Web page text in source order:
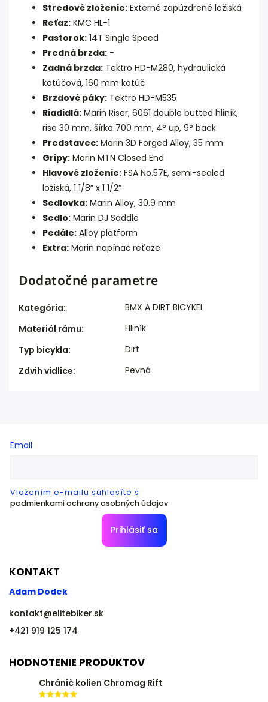
Stredové zloženie: Externé zapúzdrené ložiská
Reťaz: KMC HL-1
Pastorok: 14T Single Speed
Predná brzda: -
Zadná brzda: Tektro HD-M280, hydraulická
kotúčová, 160 mm kotúč
Brzdové páky: Tektro HD-M535
Riadidlá: Marin Riser, 6061 double butted hliník,
rise 30 mm, šírka 700 mm, 4° up, 9° back
Predstavec: Marin 3D Forged Alloy, 35 mm
Gripy: Marin MTN Closed End
Hlavové zloženie: FSA No.57E, semi-sealed
ložiská, 1 1/8” x 1 1/2”
Sedlovka: Marin Alloy, 30.9 mm
Sedlo: Marin DJ Saddle
Pedále: Alloy platform
Extra: Marin napínač reťaze
Dodatočné parametre
Kategória:
BMX A DIRT BICYKEL
Materiál rámu:
Hliník
Typ bicykla:
Dirt
Zdvih vidlice: Pevná
Email
Vložením e-mailu súhlasíte s
podmienkami ochrany osobných údajov
Prihlásiť sa
KONTAKT
Adam Dodek
kontakt@elitebiker.sk
+421 919 125 174
HODNOTENIE PRODUKTOV
Chránič kolien Chromag Rift